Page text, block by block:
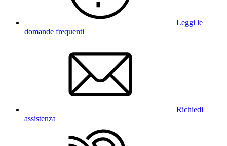
Leggi le
domande frequenti
Richiedi
assistenza